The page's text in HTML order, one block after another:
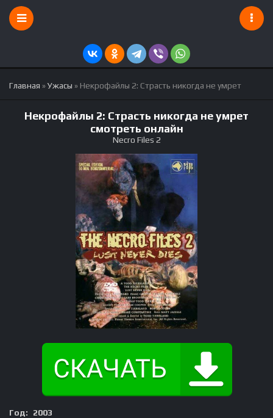
Главная »Ужасы » Некрофайлы 2: Страсть никогда не умрет
Некрофайлы 2: Страсть никогда не умрет
смотреть онлайн
Necro Files 2
Год:
2003